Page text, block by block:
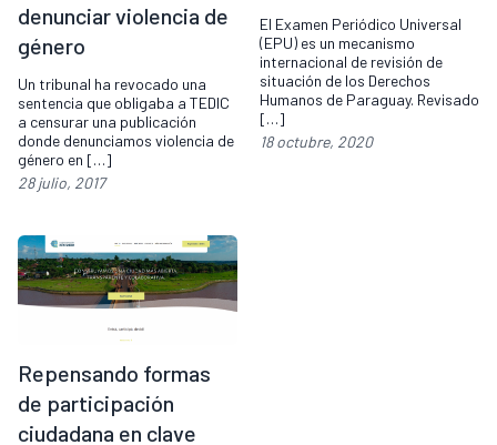
denunciar violencia de
género
Un tribunal ha revocado una
sentencia que obligaba a TEDIC
a censurar una publicación
donde denunciamos violencia de
género en […]
28 julio, 2017
El Examen Periódico Universal
(EPU) es un mecanismo
internacional de revisión de
situación de los Derechos
Humanos de Paraguay. Revisado
[…]
18 octubre, 2020
Repensando formas
de participación
ciudadana en clave